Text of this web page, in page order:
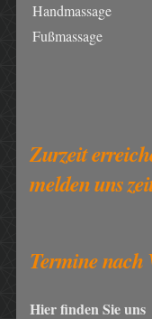
Handmassage
Fußmassage
Zurzeit
melden uns
Termine nach
Hier finden Sie uns